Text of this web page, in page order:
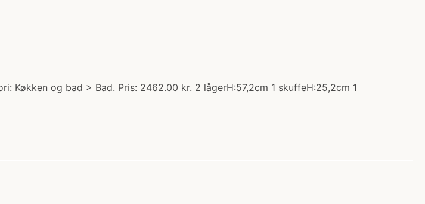
Køkken og bad > Bad. Pris: 2462.00 kr. 2 lågerH:57,2cm 1 skuffeH:25,2cm 1